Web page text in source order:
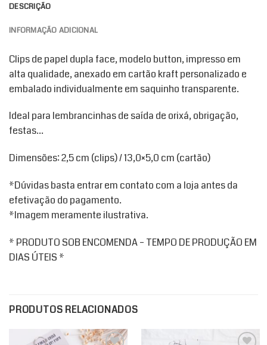
DESCRIÇÃO
INFORMAÇÃO ADICIONAL
Clips de papel dupla face, modelo button, impresso em
alta qualidade, anexado em cartão kraft personalizado e
embalado individualmente em saquinho transparente.
Ideal para lembrancinhas de saída de orixá, obrigação,
festas…
Dimensões: 2,5 cm (clips) / 13,0×5,0 cm (cartão)
*Dúvidas basta entrar em contato com a loja antes da
efetivação do pagamento.
*Imagem meramente ilustrativa.
* PRODUTO SOB ENCOMENDA – TEMPO DE PRODUÇÃO EM
DIAS ÚTEIS *
PRODUTOS RELACIONADOS